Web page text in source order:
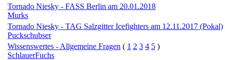
Tornado Niesky - FASS Berlin am 20.01.2018
Murks
Tornado Niesky - TAG Salzgitter Icefighters am 12.11.2017 (Pokal)
Puckschubser
Wissenswertes - Allgemeine Fragen ( 1 2 3 4 5 )
SchlauerFuchs